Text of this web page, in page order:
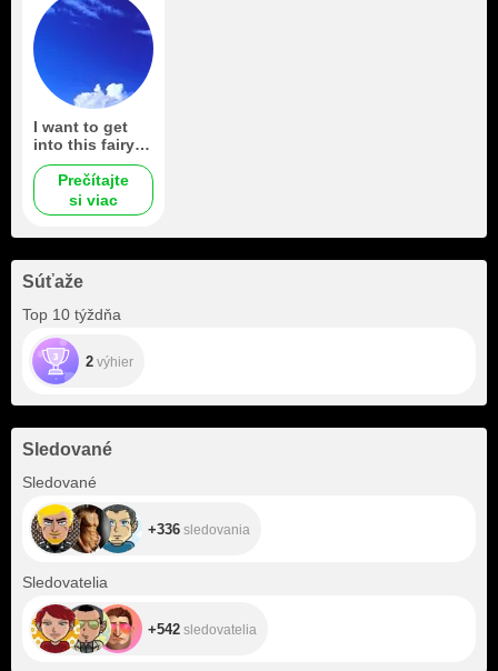
I want to get
into this fairy
tale *_*
Prečítajte
si viac
Súťaže
Top 10 týždňa
2 výhier
Sledované
Sledované
+336 sledovania
Sledovatelia
+542 sledovatelia